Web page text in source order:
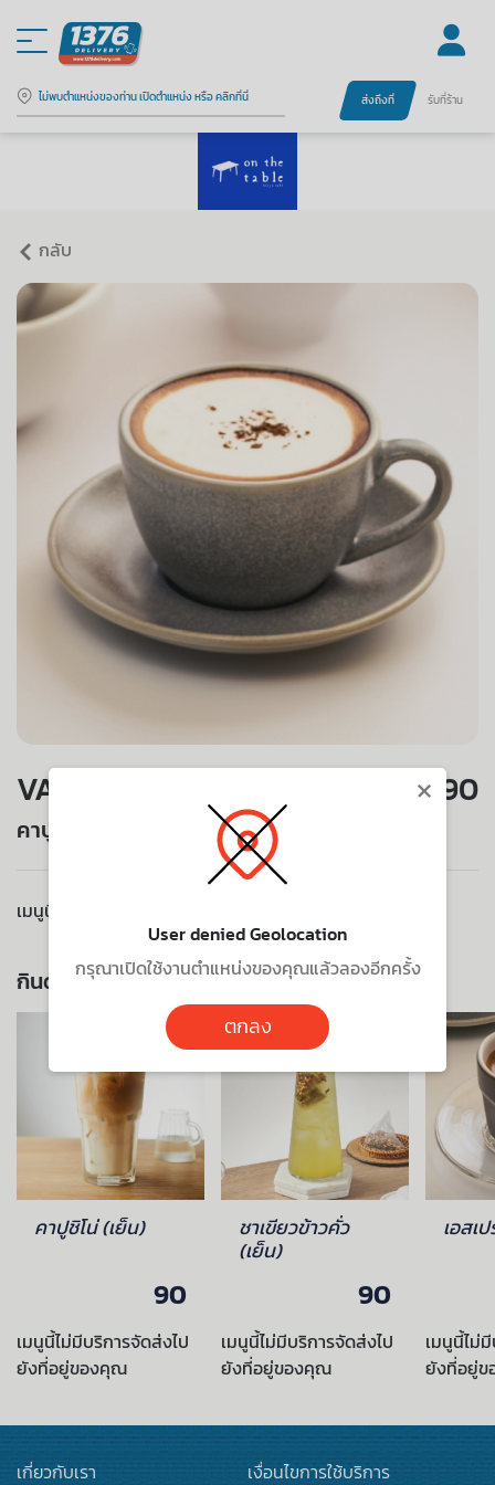
ไม่พบตำแหน่งของท่าน เปิดตำแหน่ง หรือ คลิกที่นี่ ส่งถึงที่ รับที่ร้าน
กลับ
VALUE SET 90
คาปูชิโน่ (ร้อน)
เมนูนี้ไม่มีบริการจัดส่งไปยังที่อยู่ของคุณ
กินด้วยกัน ยิ่งอร่อย
คาปูชิโน่ (เย็น)
90
เมนูนี้ไม่มีบริการจัดส่งไป
ยังที่อยู่ของคุณ
ชาเขียวข้าวคั่ว
(เย็น)
90
เมนูนี้ไม่มีบริการจัดส่งไป
ยังที่อยู่ของคุณ
เอสเ
เมนูนี้ไม่
ยังที่อยู่
เกี่ยวกับเรา เงื่อนไขการใช้บริการ
×
User denied Geolocation
กรุณาเปิดใช้งานตำแหน่งของคุณแล้วลองอีกครั้ง
ตกลง